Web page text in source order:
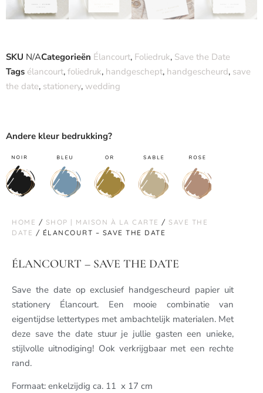
SKU N/ACategorieën Élancourt, Foliedruk, Save the Date
Tags élancourt, foliedruk, handgeschept, handgescheurd, save
the date, stationery, wedding
Andere kleur bedrukking?
HOME / SHOP | MAISON À LA CARTE / SAVE THE
DATE / ÉLANCOURT – SAVE THE DATE
ÉLANCOURT – SAVE THE DATE
Save the date op exclusief handgescheurd papier uit
stationery Élancourt. Een mooie combinatie van
eigentijdse lettertypes met ambachtelijk materialen. Met
deze save the date stuur je jullie gasten een unieke,
stijlvolle uitnodiging! Ook verkrijgbaar met een rechte
rand.
Formaat: enkelzijdig ca. 11 x 17 cm